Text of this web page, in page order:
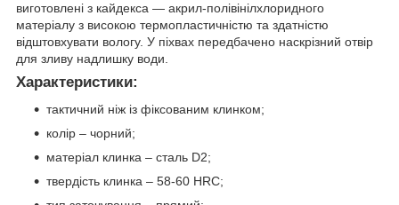
виготовлені з кайдекса — акрил-полівінілхлоридного
матеріалу з високою термопластичністю та здатністю
відштовхувати вологу. У піхвах передбачено наскрізний отвір
для зливу надлишку води.
Характеристики:
тактичний ніж із фіксованим клинком;
колір – чорний;
матеріал клинка – сталь D2;
твердість клинка – 58-60 HRC;